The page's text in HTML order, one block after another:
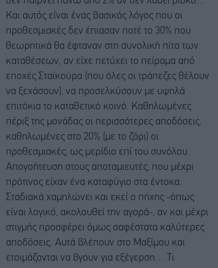
Και αυτός είναι ένας βασικός λόγος που οι
προθεσμιακές δεν έπιασαν ποτέ το 30% που
θεωρητικά θα έφταναν στη συνολική πίτα των
καταθέσεων, αν είχε πετύχει το πείραμα από
εποχές Σταϊκούρα (που όλες οι τράπεζες θέλουν
να ξεχάσουν), να προσελκύσουν με υψηλά
επιτόκια το καταθετικό κοινό. Καθηλωμένες
πέριξ της μονάδας οι περισσότερες αποδόσεις,
καθηλωμένες στο 20% (με το ζόρι) οι
προθεσμιακές, ως μερίδιο επί του συνόλου.
Απογοήτευση στους αποταμιευτές, που μέχρι
πρότινος είχαν ένα καταφύγιο στα έντοκα.
Σταδιακά χαμηλώνει και εκεί ο πήχης -όπως
είναι λογικό, ακολουθεί την αγορά-, αν και μέχρι
στιγμής προσφέρει όμως σαφέστατα καλύτερες
αποδόσεις. Αυτά βλέπουν στο Μαξίμου και
ετοιμάζονται να βγουν για εξέγερση… Τι